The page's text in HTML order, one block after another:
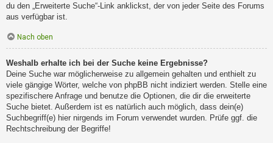
du den „Erweiterte Suche“-Link anklickst, der von jeder Seite des Forums
aus verfügbar ist.
Nach oben
Weshalb erhalte ich bei der Suche keine Ergebnisse?
Deine Suche war möglicherweise zu allgemein gehalten und enthielt zu
viele gängige Wörter, welche von phpBB nicht indiziert werden. Stelle eine
spezifischere Anfrage und benutze die Optionen, die dir die erweiterte
Suche bietet. Außerdem ist es natürlich auch möglich, dass dein(e)
Suchbegriff(e) hier nirgends im Forum verwendet wurden. Prüfe ggf. die
Rechtschreibung der Begriffe!